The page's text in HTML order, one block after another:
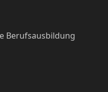
Berufsausbildung